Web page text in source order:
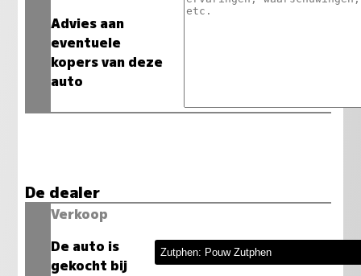
Advies aan
eventuele
kopers van deze
auto
De dealer
Verkoop
De auto is
gekocht bij